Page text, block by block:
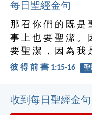
每日聖經金句
那 召 你 們 的 既 是
事 上 也 要 聖 潔 。
要 聖 潔 ， 因 為 我
彼 得 前 書 1:15-16 聖
收到每日聖經金句